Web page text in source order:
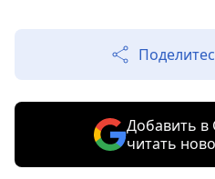
Добавить в
читать